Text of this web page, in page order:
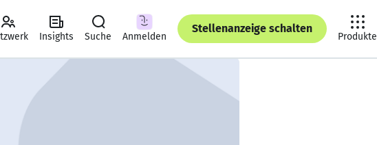
Insights Suche Anmelden
Stellenanzeige schalten
Produkte